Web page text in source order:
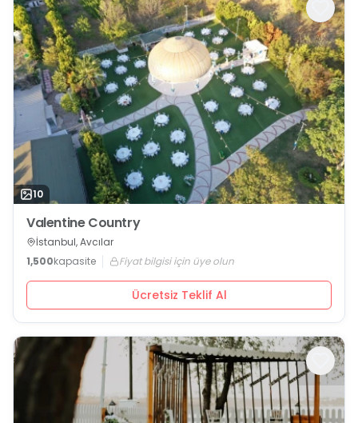
10
Valentine Country
İstanbul, Avcılar
1,500kapasite Fiyat bilgisi için üye olun
Ücretsiz Teklif Al